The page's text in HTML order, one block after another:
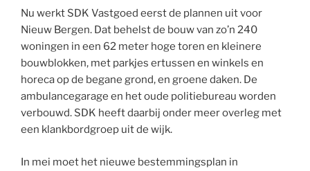
Nu werkt SDK Vastgoed eerst de plannen uit voor
Nieuw Bergen. Dat behelst de bouw van zo’n 240
woningen in een 62 meter hoge toren en kleinere
bouwblokken, met parkjes ertussen en winkels en
horeca op de begane grond, en groene daken. De
ambulancegarage en het oude politiebureau worden
verbouwd. SDK heeft daarbij onder meer overleg met
een klankbordgroep uit de wijk.
In mei moet het nieuwe bestemmingsplan in